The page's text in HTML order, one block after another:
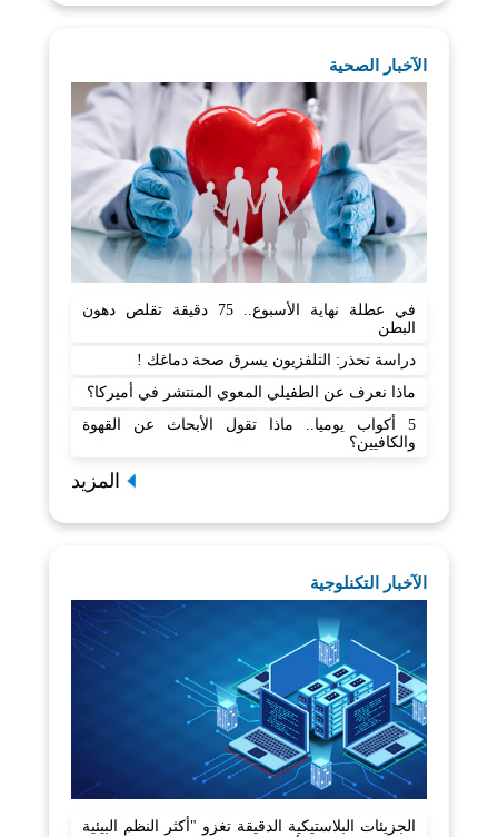
الآخبار الصحية
في عطلة نهاية الأسبوع.. 75 دقيقة تقلص دهون
البطن
دراسة تحذر: التلفزيون يسرق صحة دماغك !
ماذا نعرف عن الطفيلي المعوي المنتشر في أميركا؟
5 أكواب يوميا.. ماذا تقول الأبحاث عن القهوة
والكافيين؟
المزيد
الآخبار التكنلوجية
الجزيئات البلاستيكية الدقيقة تغزو "أكثر النظم البيئية